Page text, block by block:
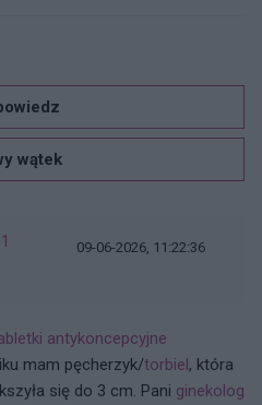
wątek
09-06-2026, 11:22:36
antykoncepcyjne
mam pęcherzyk/torbiel, która
się do 3 cm. Pani ginekolog